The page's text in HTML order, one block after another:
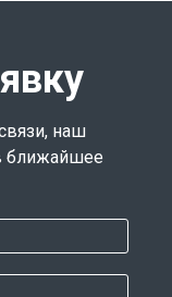
наш
ближайшее